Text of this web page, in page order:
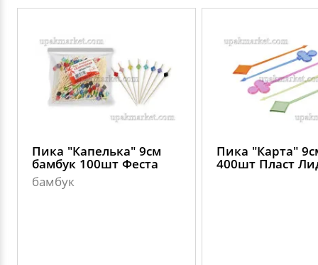
Пика "Капелька" 9см
бамбук 100шт Феста
бамбук
Пика "Карта"
400шт Пласт